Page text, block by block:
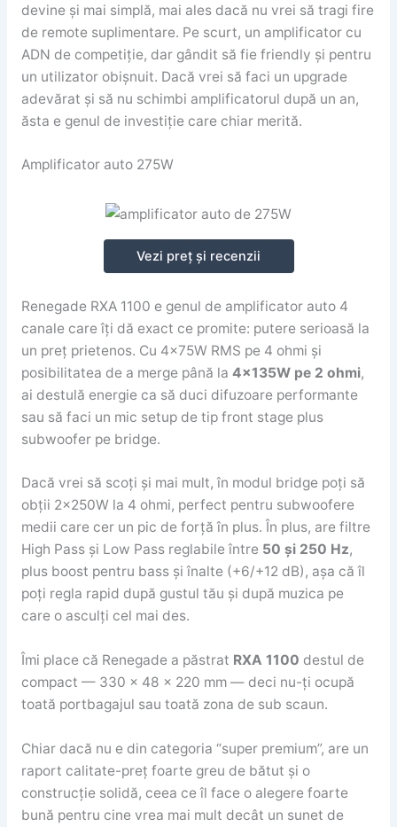
devine și mai simplă, mai ales dacă nu vrei să tragi fire
de remote suplimentare. Pe scurt, un amplificator cu
ADN de competiție, dar gândit să fie friendly și pentru
un utilizator obișnuit. Dacă vrei să faci un upgrade
adevărat și să nu schimbi amplificatorul după un an,
ăsta e genul de investiție care chiar merită.
Amplificator auto 275W
Vezi preț și recenzii
Renegade RXA 1100 e genul de amplificator auto 4
canale care îți dă exact ce promite: putere serioasă la
un preț prietenos. Cu 4x75W RMS pe 4 ohmi și
posibilitatea de a merge până la 4x135W pe 2 ohmi,
ai destulă energie ca să duci difuzoare performante
sau să faci un mic setup de tip front stage plus
subwoofer pe bridge.
Dacă vrei să scoți și mai mult, în modul bridge poți să
obții 2x250W la 4 ohmi, perfect pentru subwoofere
medii care cer un pic de forță în plus. În plus, are filtre
High Pass și Low Pass reglabile între 50 și 250 Hz,
plus boost pentru bass și înalte (+6/+12 dB), așa că îl
poți regla rapid după gustul tău și după muzica pe
care o asculți cel mai des.
Îmi place că Renegade a păstrat RXA 1100 destul de
compact — 330 x 48 x 220 mm — deci nu-ți ocupă
toată portbagajul sau toată zona de sub scaun.
Chiar dacă nu e din categoria “super premium”, are un
raport calitate-preț foarte greu de bătut și o
construcție solidă, ceea ce îl face o alegere foarte
bună pentru cine vrea mai mult decât un sunet de